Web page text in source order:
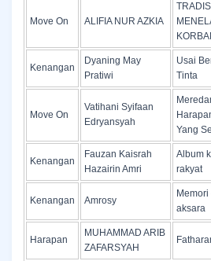
Move On ALIFIA NUR AZKIA
Kenangan
Dyaning May
Pratiwi
Usai
Tinta
Move On
Vatihani Syifaan
Edryansyah
Yang
Kenangan
Fauzan Kaisrah
Hazairin Amri
Album
rakyat
Kenangan Amrosy
aksara
Harapan
MUHAMMAD ARIB
ZAFARSYAH